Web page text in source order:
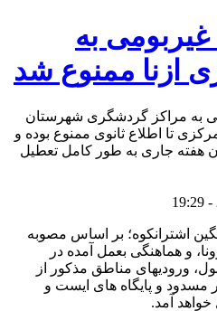
به
ازنا ممنوع شد
به مراکز گردشگری شهرستان
تا اطلاع ثانوی ممنوع بوده و
هفته جاری به طور کامل تعطیل
اشترانکوه؛ بر اساس مصوبه
و هماهنگی بعمل آمده در
ورودیهای مناطق مذکور از
مسدود و پایگاه های ایست و
خواهد آمد.